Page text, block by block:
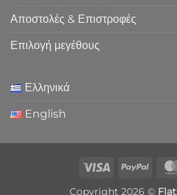
Αποστολές & Επιστροφές
Επιλογή μεγέθους
Ελληνικά
English
Visa
Copyright 2026 ©